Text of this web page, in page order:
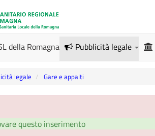
della Romagna Pubblicità legale
legale Gare e appalti
questo inserimento